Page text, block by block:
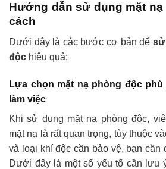
Hướng dẫn sử dụng mặt
cách
Dưới đây là các bước cơ bản để sử
độc hiệu quả:
Lựa chọn mặt nạ phòng độc
làm việc
Khi sử dụng mặt nạ phòng độc,
mặt nạ là rất quan trọng, tùy thuộc
và loại khí độc cần bảo vệ, bạn cần
Dưới đây là một số yếu tố cần lưu